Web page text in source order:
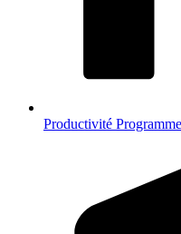
Productivité